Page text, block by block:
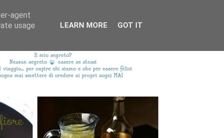
agent
usage
LEARN MORE GOT IT